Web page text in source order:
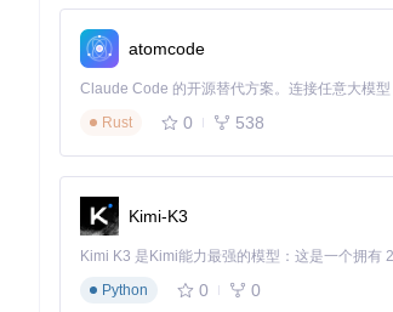
反常识优化技巧：低功耗模式下的流畅播放
大多数开发者认为低功耗与高性能不可兼
调整I2S缓冲区大小为2048字节，平衡延
采用动态电压调节，根据音频复杂度实
实施验证篇：从原型到产品的跨越
分阶段实现路径
阶段一：基础功能验证
atomcode
Rust
0 538
Kimi-K3
Python
0 0